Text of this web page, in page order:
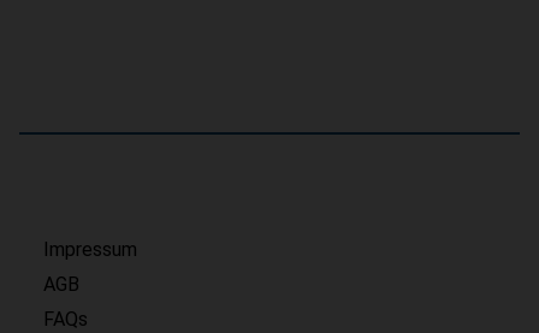
Impressum
AGB
FAQs